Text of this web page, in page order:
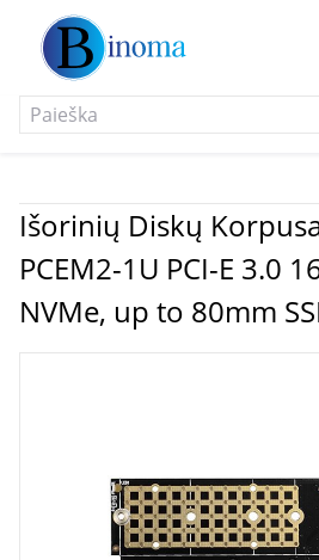
Išorinių Diskų Korpusai
PCEM2-1U PCI-E 3.0
NVMe, up to 80mm
1U